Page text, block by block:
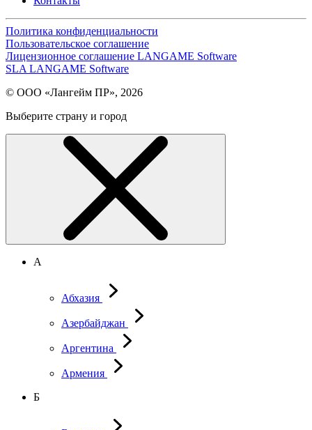
Политика конфиденциальности
Пользовательское соглашение
Лицензионное соглашение LANGAME Software
SLA LANGAME Software
© ООО «Лангейм ПР», 2026
Выберите страну и город
А
Абхазия
Азербайджан
Аргентина
Армения
Б